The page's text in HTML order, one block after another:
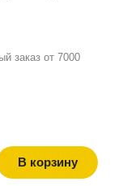
заказ от 7000
В корзину